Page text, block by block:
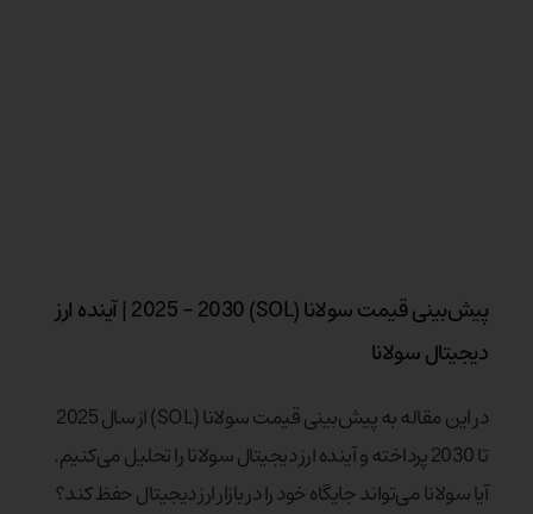
پیش‌بینی قیمت سولانا (SOL) 2025 – 2030 | آینده ارز
دیجیتال سولانا
در این مقاله به پیش‌بینی قیمت سولانا (SOL) از سال 2025
تا 2030 پرداخته و آینده ارز دیجیتال سولانا را تحلیل می‌کنیم.
آیا سولانا می‌تواند جایگاه خود را در بازار ارز دیجیتال حفظ کند؟